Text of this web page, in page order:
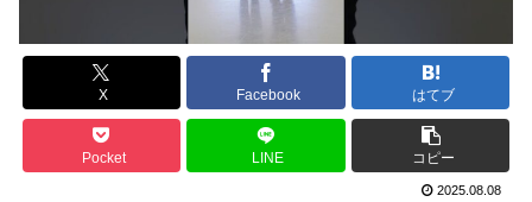
X Facebook はてブ
Pocket LINE コピー
2025.08.08